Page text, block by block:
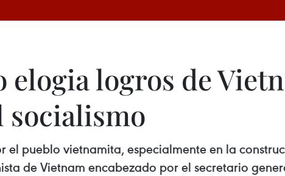
logros de
el pueblo vietnamita, especialmente en la
de Vietnam encabezado por el secretario